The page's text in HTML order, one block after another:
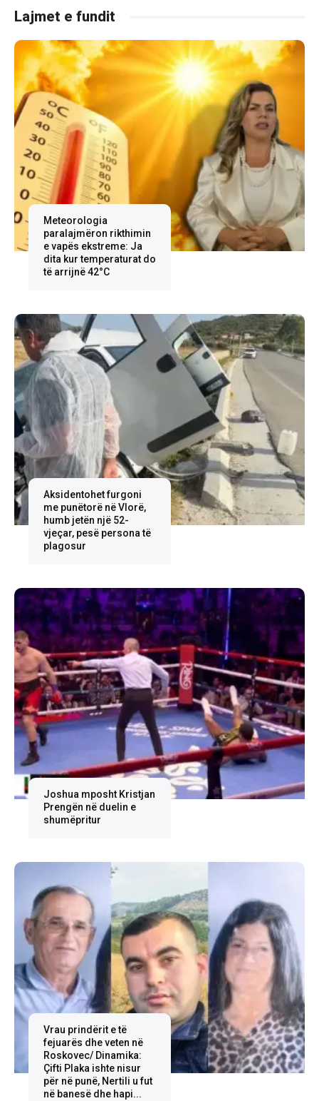
Lajmet e fundit
Meteorologia
paralajmëron rikthimin
e vapës ekstreme: Ja
dita kur temperaturat do
të arrijnë 42°C
Aksidentohet furgoni
me punëtorë në Vlorë,
humb jetën një 52-
vjeçar, pesë persona të
plagosur
Joshua mposht Kristjan
Prengën në duelin e
shumëpritur
Vrau prindërit e të
fejuarës dhe veten në
Roskovec/ Dinamika:
Çifti Plaka ishte nisur
për në punë, Nertili u fut
në banesë dhe hapi...